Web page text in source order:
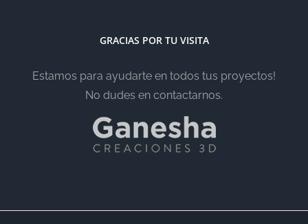
GRACIAS POR TU VISITA
Estamos para ayudarte en todos tus proyectos!
No dudes en contactarnos.